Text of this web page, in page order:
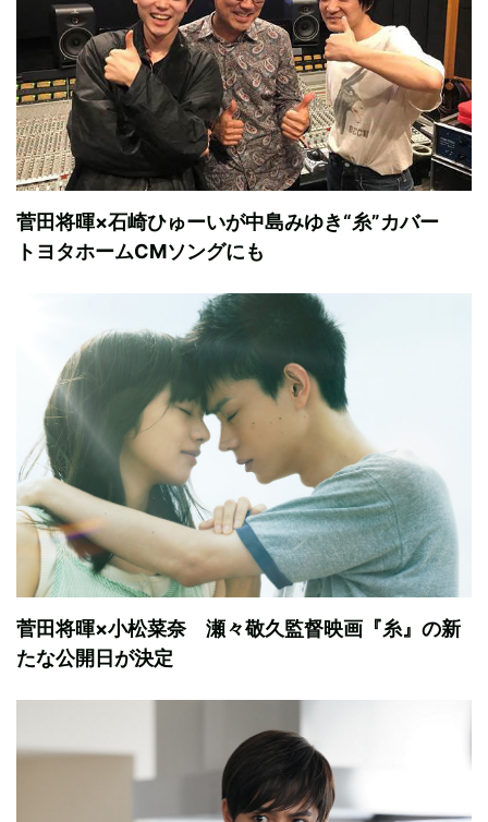
菅田将暉×石崎ひゅーいが中島みゆき“糸”カバー
トヨタホームCMソングにも
菅田将暉×小松菜奈 瀬々敬久監督映画『糸』の新
たな公開日が決定